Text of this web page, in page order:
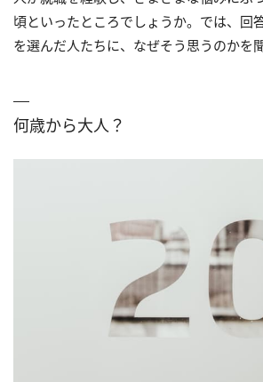
頃といったところでしょうか。では、回
を選んだ人たちに、なぜそう思うのかを
何歳から大人？